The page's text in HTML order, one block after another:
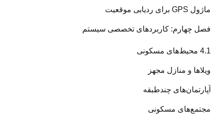
ماژول GPS برای ردیابی موقعیت
فصل چهارم: کاربردهای تخصصی سیستم
4.1 محیط‌های مسکونی
ویلاها و منازل مجهز
آپارتمان‌های چندطبقه
مجتمع‌های مسکونی